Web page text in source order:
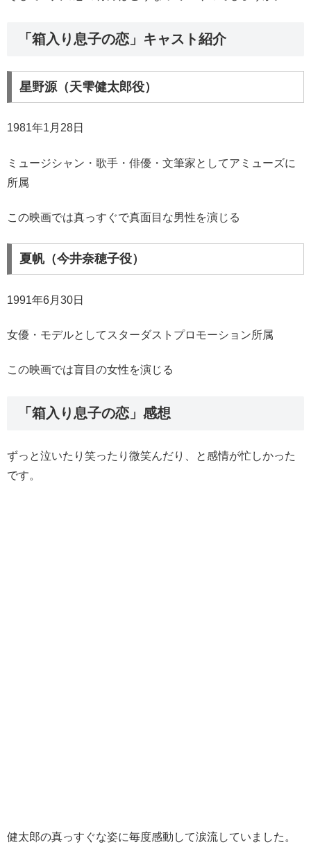
「箱入り息子の恋」キャスト紹介
星野源（天雫健太郎役）
1981年1月28日
ミュージシャン・歌手・俳優・文筆家としてアミューズに
所属
この映画では真っすぐで真面目な男性を演じる
夏帆（今井奈穂子役）
1991年6月30日
女優・モデルとしてスターダストプロモーション所属
この映画では盲目の女性を演じる
「箱入り息子の恋」感想
ずっと泣いたり笑ったり微笑んだり、と感情が忙しかった
です。
健太郎の真っすぐな姿に毎度感動して涙流していました。